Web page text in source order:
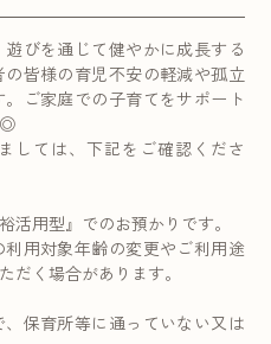
びを通じて健やかに成長する
皆様の育児不安の軽減や孤立
ご家庭での子育てをサポート
◎
しては、下記をご確認くださ
活用型』でのお預かりです。
用対象年齢の変更やご利用途
だく場合があります。
保育所等に通っていない又は